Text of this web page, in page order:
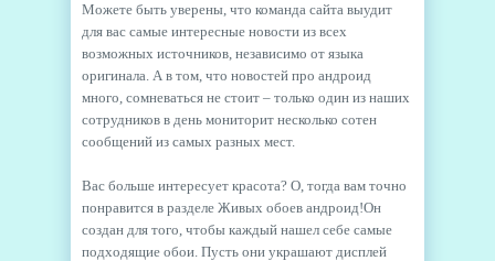
Можете быть уверены, что команда сайта выудит
для вас самые интересные новости из всех
возможных источников, независимо от языка
оригинала. А в том, что новостей про андроид
много, сомневаться не стоит – только один из наших
сотрудников в день мониторит несколько сотен
сообщений из самых разных мест.
Вас больше интересует красота? О, тогда вам точно
понравится в разделе Живых обоев андроид!Он
создан для того, чтобы каждый нашел себе самые
подходящие обои. Пусть они украшают дисплей